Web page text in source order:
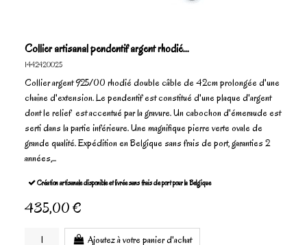
Collier artisanal pendentif argent rhodié...
1442420025
Collier argent 925/00 rhodié double câble de 42cm prolongée d'une
chaine d'extension. Le pendentif est constitué d'une plaque d'argent
dont le relief est accentué par la gravure. Un cabochon d'émeraude est
serti dans la partie inférieure. Une magnifique pierre verte ovale de
grande qualité. Expédition en Belgique sans frais de port, garanties 2
années,...
Création artisanale disponible et livrée sans frais de port pour la Belgique
435,00 €
Ajoutez à votre panier d'achat